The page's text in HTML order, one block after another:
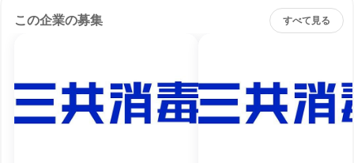
この企業の募集 すべて見る